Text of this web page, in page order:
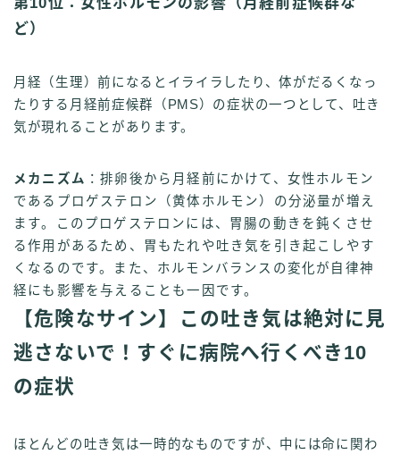
ど）
月経（生理）前になるとイライラしたり、体がだるくなっ
たりする月経前症候群（PMS）の症状の一つとして、吐き
気が現れることがあります。
メカニズム ：排卵後から月経前にかけて、女性ホルモン
であるプロゲステロン（黄体ホルモン）の分泌量が増え
ます。このプロゲステロンには、胃腸の動きを鈍くさせ
る作用があるため、胃もたれや吐き気を引き起こしやす
くなるのです。また、ホルモンバランスの変化が自律神
経にも影響を与えることも一因です。
【危険なサイン】この吐き気は絶対に見
逃さないで！すぐに病院へ行くべき10
の症状
ほとんどの吐き気は一時的なものですが、中には命に関わ